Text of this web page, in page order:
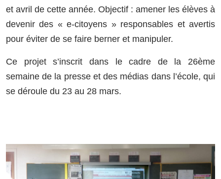
et avril de cette année. Objectif : amener les élèves à
devenir des « e-citoyens » responsables et avertis
pour éviter de se faire berner et manipuler.
Ce projet s’inscrit dans le cadre de la 26ème
semaine de la presse et des médias dans l’école, qui
se déroule du 23 au 28 mars.